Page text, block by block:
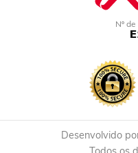
Nº
Desenvolvido